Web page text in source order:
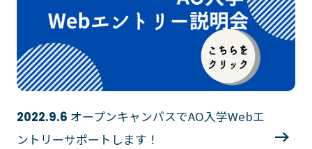
2022.9.6 オープンキャンパスでAO入学Webエ
ントリーサポートします！